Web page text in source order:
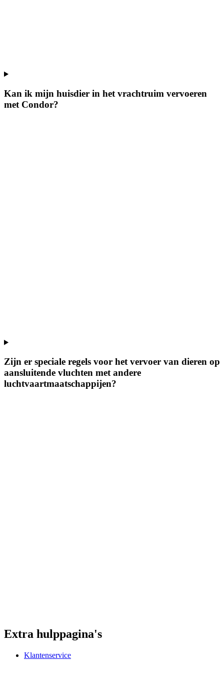
Kan ik mijn huisdier in het vrachtruim vervoeren
met Condor?
Zijn er speciale regels voor het vervoer van dieren op
aansluitende vluchten met andere
luchtvaartmaatschappijen?
Extra hulppagina's
Klantenservice